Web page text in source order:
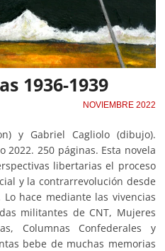
1936-1939
NOVIEMBRE 2022
y Gabriel Cagliolo (dibujo).
2022. 250 páginas. Esta novela
libertarias el proceso
y la contrarrevolución desde
hace mediante las vivencias
militantes de CNT, Mujeres
Columnas Confederales y
bebe de muchas memorias